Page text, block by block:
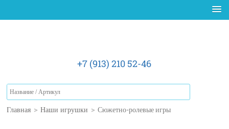
+7 (913) 210 52-46
Главная > Наши игрушки > Сюжетно-ролевые игры